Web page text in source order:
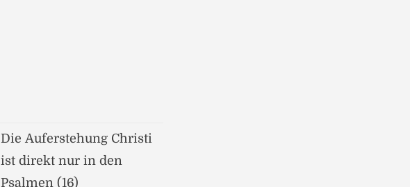
Die Auferstehung Christi
ist direkt nur in den
Psalmen (16)